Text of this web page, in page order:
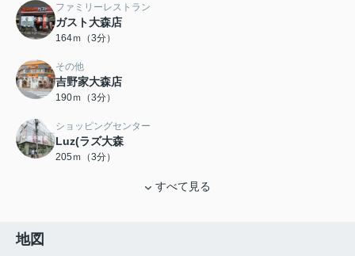
ファミリーレストラン
ガスト大森店
164ｍ（3分）
その他
吉野家大森店
190ｍ（3分）
ショッピングセンター
Luz(ラズ大森
205ｍ（3分）
すべて見る
地図